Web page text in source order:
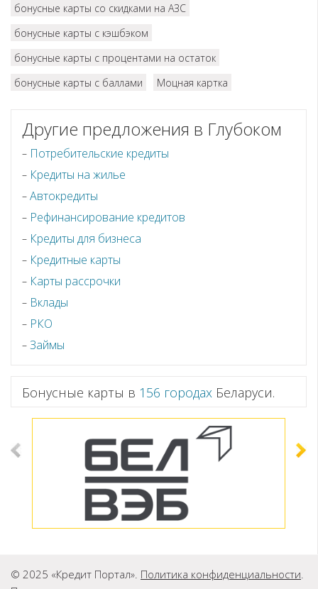
бонусные карты со скидками на АЗС
бонусные карты с кэшбэком
бонусные карты с процентами на остаток
бонусные карты с баллами
Моцная картка
Другие предложения в Глубоком
Потребительские кредиты
Кредиты на жилье
Автокредиты
Рефинансирование кредитов
Кредиты для бизнеса
Кредитные карты
Карты рассрочки
Вклады
РКО
Займы
Бонусные карты в 156 городах Беларуси.
© 2025 «Кредит Портал». Политика конфиденциальности